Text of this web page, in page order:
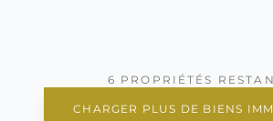
6 PROPRIÉTÉS
CHARGER PLUS DE BIENS